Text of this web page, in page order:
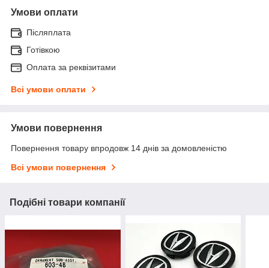
Умови оплати
Післяплата
Готівкою
Оплата за реквізитами
Всі умови оплати
Умови повернення
Повернення товару впродовж 14 днів за домовленістю
Всі умови повернення
Подібні товари компанії